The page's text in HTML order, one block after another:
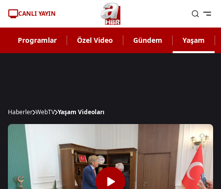
CANLI YAYIN
Programlar Özel Video Gündem Yaşam
Haberler WebTV Yaşam Videoları